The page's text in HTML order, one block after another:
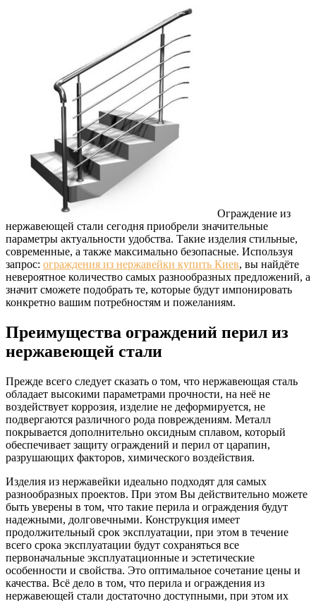
Ограждение из
нержавеющей стали сегодня приобрели значительные
параметры актуальности удобства. Такие изделия стильные,
современные, а также максимально безопасные. Используя
запрос: ограждения из нержавейки купить Киев, вы найдёте
невероятное количество самых разнообразных предложений, а
значит сможете подобрать те, которые будут импонировать
конкретно вашим потребностям и пожеланиям.
Преимущества ограждений перил из
нержавеющей стали
Прежде всего следует сказать о том, что нержавеющая сталь
обладает высокими параметрами прочности, на неё не
воздействует коррозия, изделие не деформируется, не
подвергаются различного рода повреждениям. Металл
покрывается дополнительно оксидным сплавом, который
обеспечивает защиту ограждений и перил от царапин,
разрушающих факторов, химического воздействия.
Изделия из нержавейки идеально подходят для самых
разнообразных проектов. При этом Вы действительно можете
быть уверены в том, что такие перила и ограждения будут
надежными, долговечными. Конструкция имеет
продолжительный срок эксплуатации, при этом в течение
всего срока эксплуатации будут сохраняться все
первоначальные эксплуатационные и эстетические
особенности и свойства. Это оптимальное сочетание цены и
качества. Всё дело в том, что перила и ограждения из
нержавеющей стали достаточно доступными, при этом их